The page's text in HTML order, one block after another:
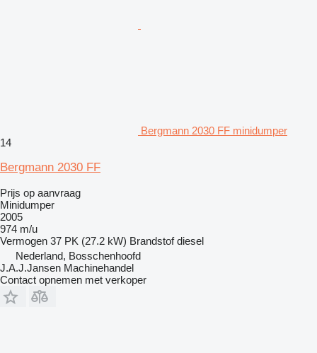
Bergmann 2030 FF minidumper
14
Bergmann 2030 FF
Prijs op aanvraag
Minidumper
2005
974 m/u
Vermogen 37 PK (27.2 kW) Brandstof diesel
Nederland, Bosschenhoofd
J.A.J.Jansen Machinehandel
Contact opnemen met verkoper